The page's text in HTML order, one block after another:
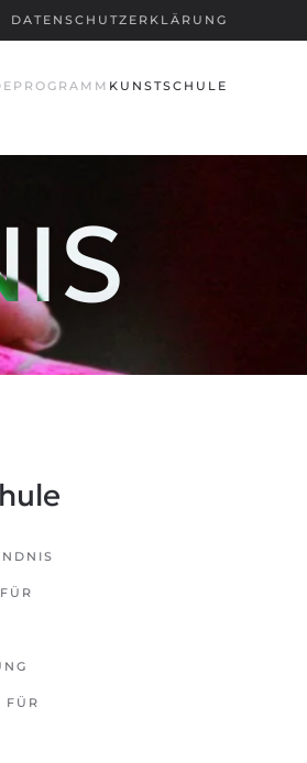
DATENSCHUTZERKLÄRUNG
PROGRAMM KUNSTSCHULE
FÜR